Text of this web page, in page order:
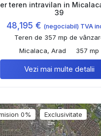
teren intravilan in
39
48,195 € (negociabil) TVA
Teren de 357 mp de
Micalaca, Arad
357 mp
Vezi mai multe detalii
0% Exclusivitate